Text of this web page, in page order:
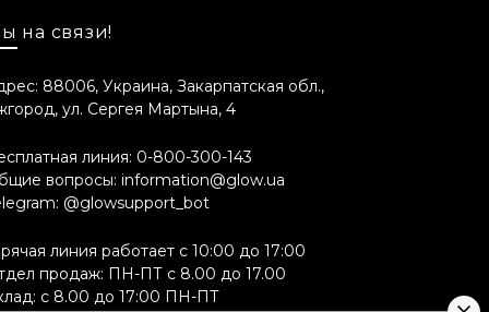
Methylpropional, Alpha-
упаковку и рецептуру продукта
складе нужного ингредиента). Это
на связи!
88006, Украина, Закарпатская обл.,
ул. Сергея Мартына, 4
линия: 0-800-300-143
вопросы: information@glow.ua
@glowsupport_bot
линия работает с 10:00 до 17:00
продаж: ПН-ПТ с 8.00 до 17.00
с 8.00 до 17:00 ПН-ПТ